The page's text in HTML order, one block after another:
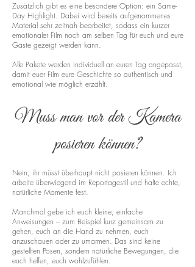
Zusätzlich gibt es eine besondere Option: ein Same-
Day Highlight. Dabei wird bereits aufgenommenes
Material sehr zeitnah bearbeitet, sodass ein kurzer
emotionaler Film noch am selben Tag für euch und eure
Gäste gezeigt werden kann.
Alle Pakete werden individuell an euren Tag angepasst,
damit euer Film eure Geschichte so authentisch und
emotional wie möglich erzählt.
Muss man vor der Kamera
posieren können?
Nein, ihr müsst überhaupt nicht posieren können. Ich
arbeite überwiegend im Reportagestil und halte echte,
natürliche Momente fest.
Manchmal gebe ich euch kleine, einfache
Anweisungen – zum Beispiel kurz gemeinsam zu
gehen, euch an die Hand zu nehmen, euch
anzuschauen oder zu umarmen. Das sind keine
gestellten Posen, sondern natürliche Bewegungen, die
euch helfen, euch wohlzufühlen.